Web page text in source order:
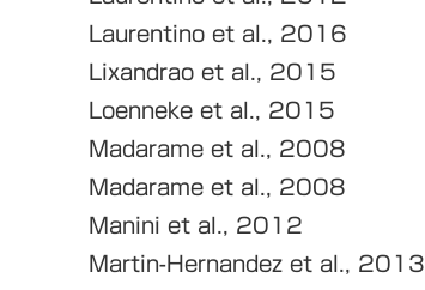
Laurentino et al., 2016
Lixandrao et al., 2015
Loenneke et al., 2015
Madarame et al., 2008
Madarame et al., 2008
Manini et al., 2012
Martin-Hernandez et al., 2013